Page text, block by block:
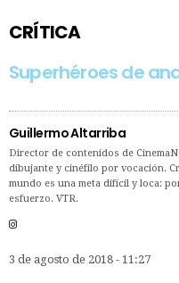
CRÍTICA
Superhéroes de
Guillermo Altarriba
Director de contenidos de
dibujante y cinéfilo por vocación.
mundo es una meta difícil y loca:
esfuerzo. VTR.
3 de agosto de 2018 - 11:27